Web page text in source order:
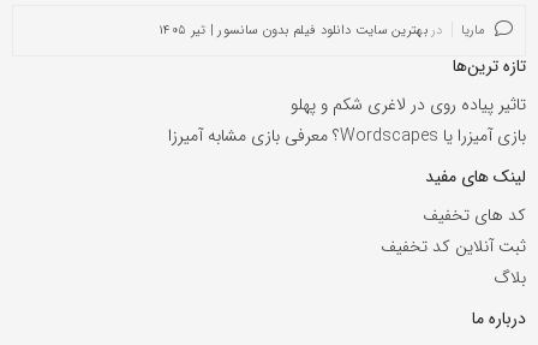
ماریا در بهترین سایت دانلود فیلم بدون سانسور | تیر ۱۴۰۵
تازه ترین‌ها
تاثیر پیاده روی در لاغری شکم و پهلو
بازی آمیزرا یا Wordscapes؟ معرفی بازی مشابه آمیرزا
لینک های مفید
کد های تخفیف
ثبت آنلاین کد تخفیف
بلاگ
درباره ما